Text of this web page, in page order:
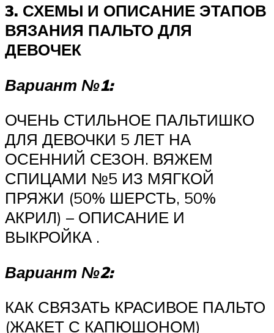
3. СХЕМЫ И ОПИСАНИЕ ЭТАПОВ
ВЯЗАНИЯ ПАЛЬТО ДЛЯ
ДЕВОЧЕК
Вариант №1:
ОЧЕНЬ СТИЛЬНОЕ ПАЛЬТИШКО
ДЛЯ ДЕВОЧКИ 5 ЛЕТ НА
ОСЕННИЙ СЕЗОН. ВЯЖЕМ
СПИЦАМИ №5 ИЗ МЯГКОЙ
ПРЯЖИ (50% ШЕРСТЬ, 50%
АКРИЛ) – ОПИСАНИЕ И
ВЫКРОЙКА .
Вариант №2:
КАК СВЯЗАТЬ КРАСИВОЕ ПАЛЬТО
(ЖАКЕТ С КАПЮШОНОМ)